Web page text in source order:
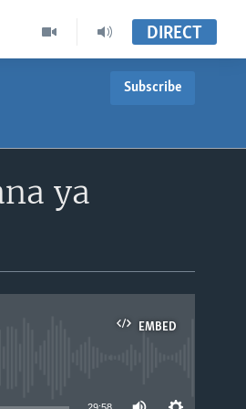
DIRECT
Subscribe
ya
EMBED